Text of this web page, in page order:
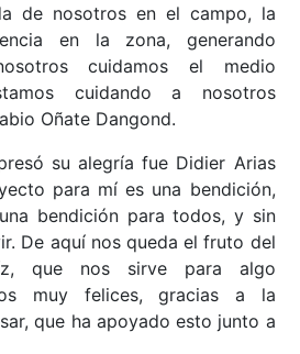
de nosotros en el campo, la
en la zona, generando
cuidamos el medio
cuidando a nosotros
Oñate Dangond.
su alegría fue Didier Arias
para mí es una bendición,
bendición para todos, y sin
De aquí nos queda el fruto del
que nos sirve para algo
muy felices, gracias a la
que ha apoyado esto junto a